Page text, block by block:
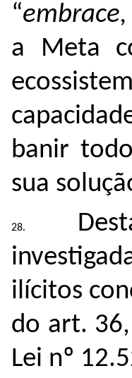
“
a Meta
banir
sua
ilícitos
do art.
Lei nº